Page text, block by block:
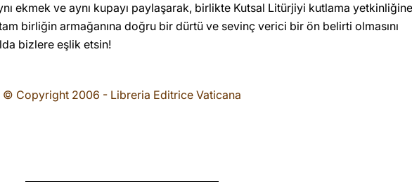
ekmek ve aynı kupayı paylaşarak, birlikte Kutsal Litürjiyi kutlama yetkinliğine
birliğin armağanına doğru bir dürtü ve sevinç verici bir ön belirti olmasını
bizlere eşlik etsin!
© Copyright 2006 - Libreria Editrice Vaticana